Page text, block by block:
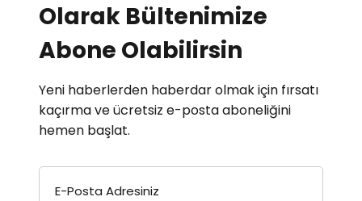
Olarak Bültenimize
Abone Olabilirsin
Yeni haberlerden haberdar olmak için fırsatı
kaçırma ve ücretsiz e-posta aboneliğini
hemen başlat.
E-Posta Adresiniz